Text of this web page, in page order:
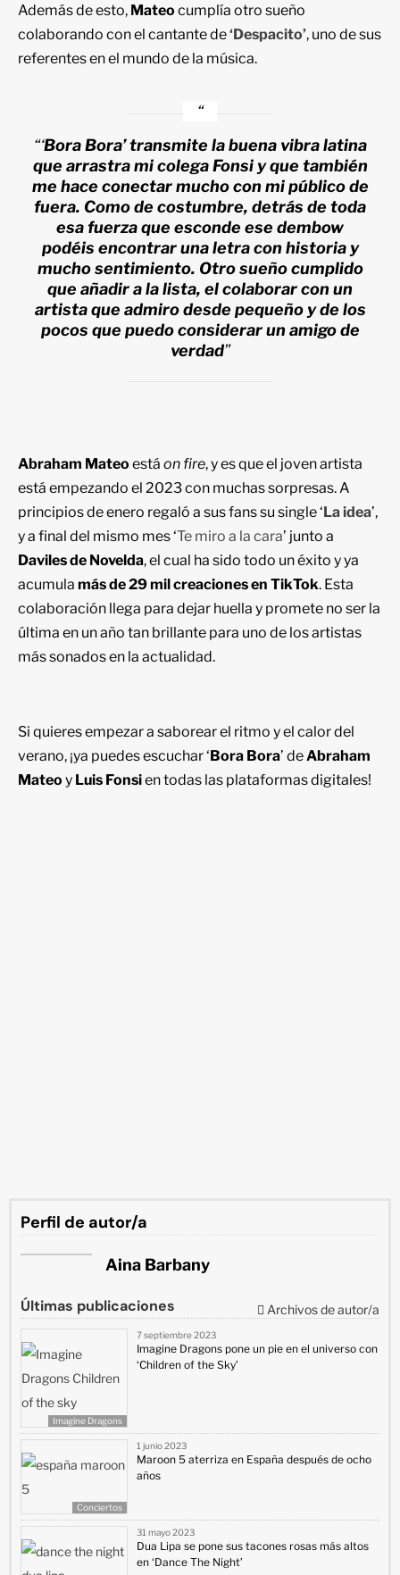
Además de esto, Mateo cumplía otro sueño
colaborando con el cantante de‘Despacito’, uno de sus
referentes en el mundo de la música.
“‘Bora Bora’ transmite la buena vibra latina
que arrastra mi colega Fonsi y que también
me hace conectar mucho con mi público de
fuera. Como de costumbre, detrás de toda
esa fuerza que esconde ese dembow
podéis encontrar una letra con historia y
mucho sentimiento. Otro sueño cumplido
que añadir a la lista, el colaborar con un
artista que admiro desde pequeño y de los
pocos que puedo considerar un amigo de
verdad”
Abraham Mateo está on fire, y es que el joven artista
está empezando el 2023 con muchas sorpresas. A
principios de enero regaló a sus fans su single ‘La idea’,
y a final del mismo mes ‘Te miro a la cara’ junto a
Daviles de Novelda, el cual ha sido todo un éxito y ya
acumula más de 29 mil creaciones en TikTok. Esta
colaboración llega para dejar huella y promete no ser la
última en un año tan brillante para uno de los artistas
más sonados en la actualidad.
Si quieres empezar a saborear el ritmo y el calor del
verano, ¡ya puedes escuchar ‘Bora Bora’ de Abraham
Mateo y Luis Fonsien todas las plataformas digitales!
Perfil de autor/a
Aina Barbany
Últimas publicaciones Archivos de autor/a
Imagine Dragons
7 septiembre 2023
Imagine Dragons pone un pie en el universo con
‘Children of the Sky’
Conciertos
1 junio 2023
Maroon 5 aterriza en España después de ocho
años
31 mayo 2023
Dua Lipa se pone sus tacones rosas más altos
en ‘Dance The Night’